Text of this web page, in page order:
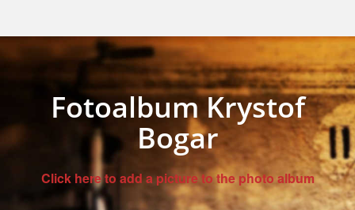
Fotoalbum Krystof
Bogar
Click here to add a picture to the photo album